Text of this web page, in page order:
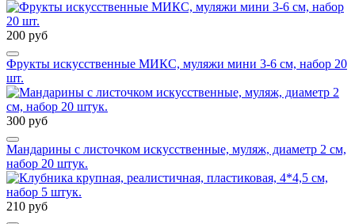
200 руб
Фрукты искусственные МИКС, муляжи мини 3-6 см, набор 20
шт.
300 руб
Мандарины с листочком искусственные, муляж, диаметр 2 см,
набор 20 штук.
210 руб